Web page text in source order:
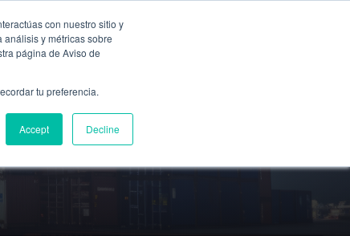
con nuestro sitio y
y métricas sobre
página de Aviso de
tu preferencia.
Accept Decline